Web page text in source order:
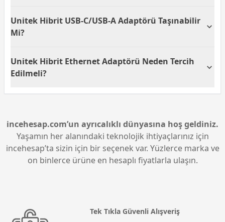
duyulan ofis ortamlarında veya ev kullanımlarında
oldukça faydalıdır. Özellikle, online oyunlar, HD video
Unitek Hibrit USB-C/USB-A Adaptörü Taşınabilir
Mi?
kompakt boyutu ve hafif tasarımı sayesinde
taşınabilirlik sunar. Bu özellik, adaptörün kolayca
olanak tanır.
Unitek Hibrit Ethernet Adaptörü Neden Tercih
Edilmeli?
Unitek Hibrit Ethernet Adaptörü, 2.5G Gigabit hız,
kullanım için ideal çözüm sağlar ve güvenilir bir
internet deneyimi sunar.
incehesap.com’un ayrıcalıklı dünyasına hoş geldiniz.
Yaşamın her alanındaki teknolojik ihtiyaçlarınız için
incehesap’ta sizin için bir seçenek var. Yüzlerce marka ve
on binlerce ürüne en hesaplı fiyatlarla ulaşın.
Tek Tıkla Güvenli Alışveriş